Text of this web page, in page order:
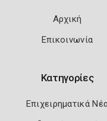
Αρχική
Επικοινωνία
Κατηγορίες
Επιχειρηματικά